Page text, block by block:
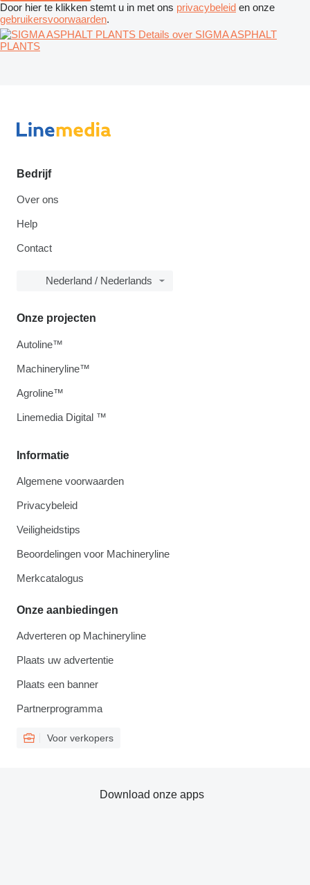
Door hier te klikken stemt u in met ons privacybeleid en onze
gebruikersvoorwaarden.
Details over SIGMA ASPHALT
PLANTS
Bedrijf
Over ons
Help
Contact
Nederland / Nederlands
Informatie
Algemene voorwaarden
Privacybeleid
Veiligheidstips
Beoordelingen voor Machineryline
Merkcatalogus
Onze aanbiedingen
Adverteren op Machineryline
Plaats uw advertentie
Plaats een banner
Partnerprogramma
Voor verkopers
Onze projecten
Autoline™
Machineryline™
Agroline™
Linemedia Digital ™
Download onze apps